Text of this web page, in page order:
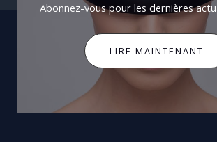
Abonnez-vous pour les dernières
LIRE MAINTENANT